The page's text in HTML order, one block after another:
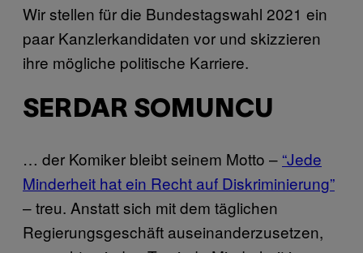
Wir stellen für die Bundestagswahl 2021 ein
paar Kanzlerkandidaten vor und skizzieren
ihre mögliche politische Karriere.
SERDAR SOMUNCU
… der Komiker bleibt seinem Motto – “Jede
Minderheit hat ein Recht auf Diskriminierung”
– treu. Anstatt sich mit dem täglichen
Regierungsgeschäft auseinanderzusetzen,